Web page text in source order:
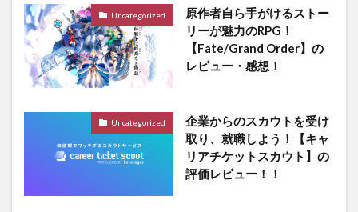
Uncategorized
原作者自ら手がけるストー
リーが魅力のRPG！
【Fate/Grand Order】の
レビュー・感想！
Uncategorized
企業からのスカウトを受け
取り、就職しよう！【キャ
リアチケットスカウト】の
評価レビュー！！